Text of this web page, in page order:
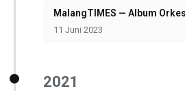
MalangTIMES — Album
11 Juni 2023
2021